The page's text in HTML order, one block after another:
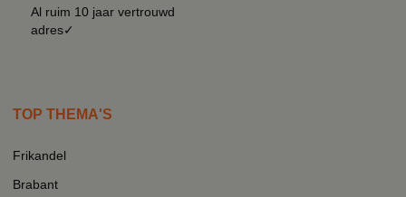
Al ruim 10 jaar vertrouwd
adres✓
TOP THEMA'S
Frikandel
Brabant